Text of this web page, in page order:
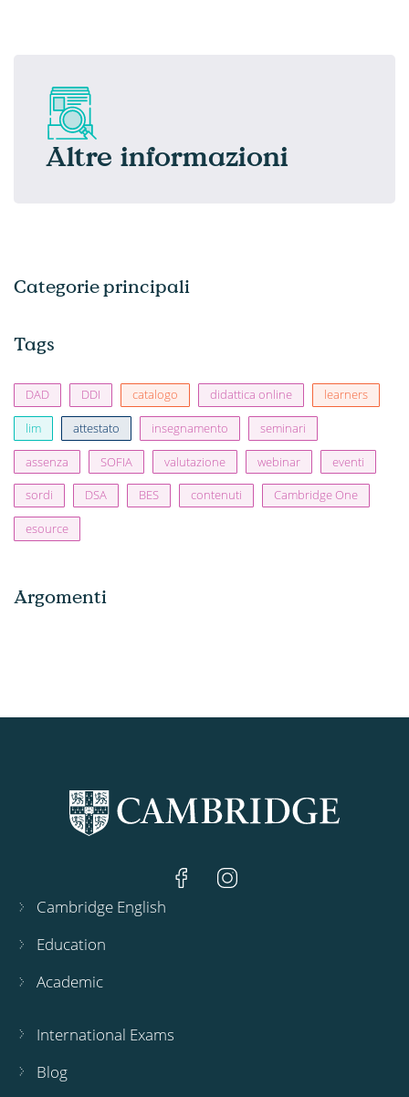
Altre informazioni
Categorie principali
Tags
DAD DDI catalogo didattica online learners
lim attestato insegnamento seminari
assenza SOFIA valutazione webinar eventi
sordi DSA BES contenuti Cambridge One
esource
Argomenti
Cambridge English
Education
Academic
International Exams
Blog